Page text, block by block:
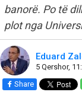
banorë. Po të
plot nga
Eduard
5 Qershor,
Share